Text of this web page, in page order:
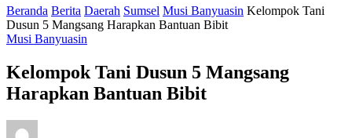
Beranda Berita Daerah Sumsel Musi Banyuasin Kelompok Tani
Dusun 5 Mangsang Harapkan Bantuan Bibit
Musi Banyuasin
Kelompok Tani Dusun 5 Mangsang
Harapkan Bantuan Bibit